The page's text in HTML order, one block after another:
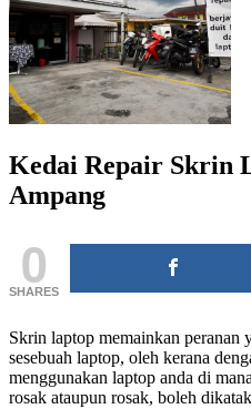
Kedai Repair Skrin
Ampang
0
SHARES
Skrin laptop memainkan peranan
sesebuah laptop, oleh kerana
menggunakan laptop anda di
rosak ataupun rosak, boleh